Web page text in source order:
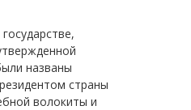
названы
страны
волокиты и